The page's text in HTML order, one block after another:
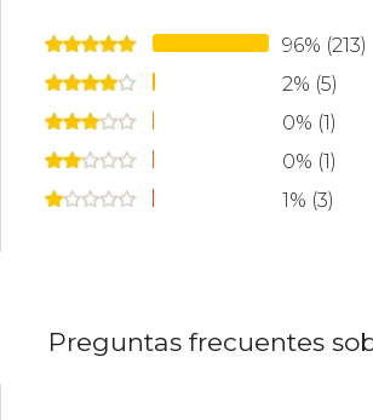
96% (213)
2% (5)
0% (1)
0% (1)
1% (3)
Preguntas frecuentes